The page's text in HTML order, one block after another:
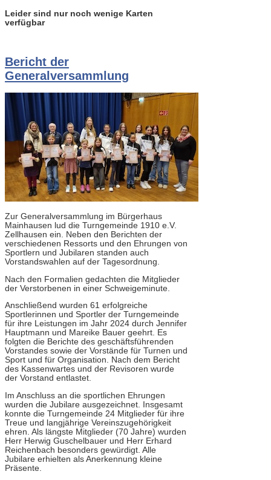
Leider sind nur noch wenige Karten
verfügbar
Bericht der
Generalversammlung
Zur Generalversammlung im Bürgerhaus
Mainhausen lud die Turngemeinde 1910 e.V.
Zellhausen ein. Neben den Berichten der
verschiedenen Ressorts und den Ehrungen von
Sportlern und Jubilaren standen auch
Vorstandswahlen auf der Tagesordnung.
Nach den Formalien gedachten die Mitglieder
der Verstorbenen in einer Schweigeminute.
Anschließend wurden 61 erfolgreiche
Sportlerinnen und Sportler der Turngemeinde
für ihre Leistungen im Jahr 2024 durch Jennifer
Hauptmann und Mareike Bauer geehrt. Es
folgten die Berichte des geschäftsführenden
Vorstandes sowie der Vorstände für Turnen und
Sport und für Organisation. Nach dem Bericht
des Kassenwartes und der Revisoren wurde
der Vorstand entlastet.
Im Anschluss an die sportlichen Ehrungen
wurden die Jubilare ausgezeichnet. Insgesamt
konnte die Turngemeinde 24 Mitglieder für ihre
Treue und langjährige Vereinszugehörigkeit
ehren. Als längste Mitglieder (70 Jahre) wurden
Herr Herwig Guschelbauer und Herr Erhard
Reichenbach besonders gewürdigt. Alle
Jubilare erhielten als Anerkennung kleine
Präsente.